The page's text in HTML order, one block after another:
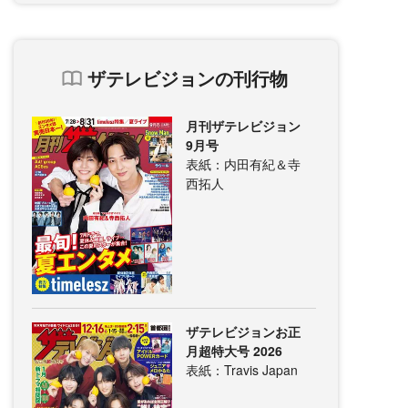
ザテレビジョンの刊行物
月刊ザテレビジョン
9月号
表紙：内田有紀＆寺
西拓人
ザテレビジョンお正
月超特大号 2026
表紙：Travis Japan